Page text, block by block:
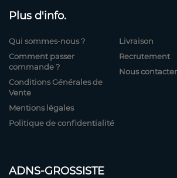
Plus d'info.
Qui sommes-nous ?
Comment passer
commande ?
Conditions Générales de
Vente
Mentions légales
Politique de confidentialité
Livraison
Recrutement
Nous contacter
ADNS-GROSSISTE